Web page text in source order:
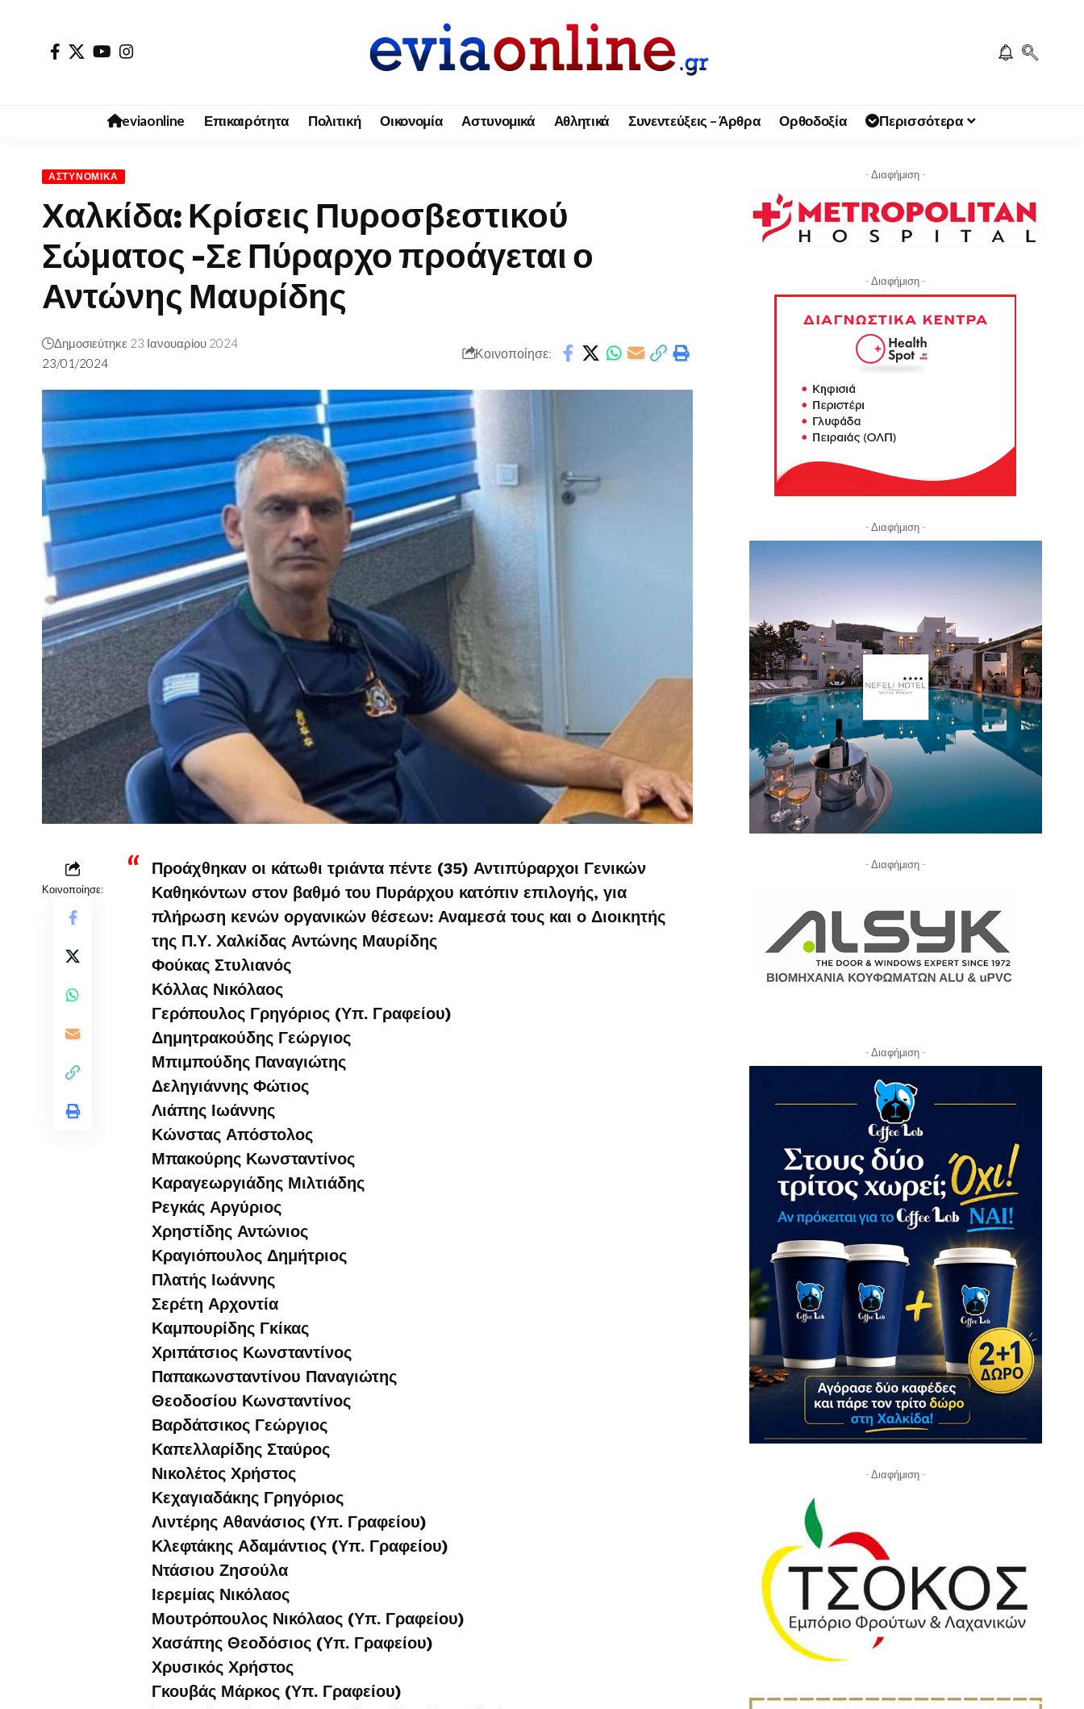
eviaonline Επικαιρότητα Πολιτική Οικονομία Αστυνομικά Αθλητικά Συνεντεύξεις – Άρθρα Ορθοδοξία Περισσότερα
ΑΣΤΥΝΟΜΙΚΆ
Χαλκίδα: Κρίσεις Πυροσβεστικού
Σώματος -Σε Πύραρχο προάγεται ο
Αντώνης Μαυρίδης
23/01/2024
Δημοσιεύτηκε 23 Ιανουαρίου 2024
Κοινοποίησε:
Κοινοποίησε:
Προάχθηκαν οι κάτωθι τριάντα πέντε (35) Αντιπύραρχοι Γενικών
Καθηκόντων στον βαθμό του Πυράρχου κατόπιν επιλογής, για
πλήρωση κενών οργανικών θέσεων: Αναμεσά τους και ο Διοικητής
της Π.Υ. Χαλκίδας Αντώνης Μαυρίδης
Φούκας Στυλιανός
Κόλλας Νικόλαος
Γερόπουλος Γρηγόριος (Υπ. Γραφείου)
Δημητρακούδης Γεώργιος
Μπιμπούδης Παναγιώτης
Δεληγιάννης Φώτιος
Λιάπης Ιωάννης
Κώνστας Απόστολος
Μπακούρης Κωνσταντίνος
Καραγεωργιάδης Μιλτιάδης
Ρεγκάς Αργύριος
Χρηστίδης Αντώνιος
Κραγιόπουλος Δημήτριος
Πλατής Ιωάννης
Σερέτη Αρχοντία
Καμπουρίδης Γκίκας
Χριπάτσιος Κωνσταντίνος
Παπακωνσταντίνου Παναγιώτης
Θεοδοσίου Κωνσταντίνος
Βαρδάτσικος Γεώργιος
Καπελλαρίδης Σταύρος
Νικολέτος Χρήστος
Κεχαγιαδάκης Γρηγόριος
Λιντέρης Αθανάσιος (Υπ. Γραφείου)
Κλεφτάκης Αδαμάντιος (Υπ. Γραφείου)
Ντάσιου Ζησούλα
Ιερεμίας Νικόλαος
Μουτρόπουλος Νικόλαος (Υπ. Γραφείου)
Χασάπης Θεοδόσιος (Υπ. Γραφείου)
Χρυσικός Χρήστος
Γκουβάς Μάρκος (Υπ. Γραφείου)
- Διαφήμιση -
- Διαφήμιση -
- Διαφήμιση -
- Διαφήμιση -
- Διαφήμιση -
- Διαφήμιση -